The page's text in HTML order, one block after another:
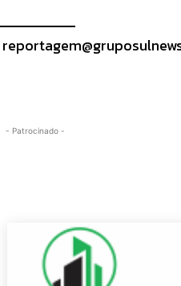
- Patrocinado -